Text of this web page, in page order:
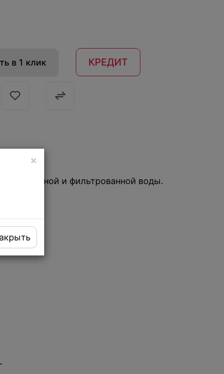
×
в 1 клик КРЕДИТ
проточной и фильтрованной воды.